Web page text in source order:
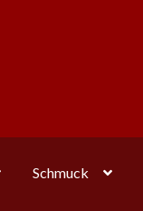
Schmuck